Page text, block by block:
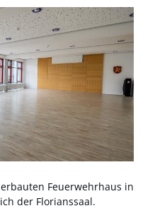
Feuerwehrhaus in
der Florianssaal.